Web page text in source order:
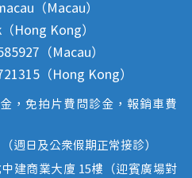
（Macau）
Hong Kong）
（Macau）
（Hong Kong）
，免拍片費問診金，報銷車費
週日及公眾假期正常接診）
建商業大廈 15樓（迎賓廣場對